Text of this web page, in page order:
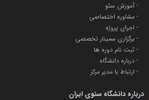
پایگاه اطلاع رسانی اعتلای نهادهای مردمی
آهن و فولاد غدیر ایرانیان
تامین آهن اسفنجی تولیدکنندگان فولاد در کشور
مسعودصادقی
آموزش سئو
مشاوره اختصاصی
اجرای پروژه
برگزاری سمینار تخصصی
ثبت نام دوره ها
درباره دانشگاه
ارتباط با مدیر مرکز
درباره دانشگاه سئوی ایران